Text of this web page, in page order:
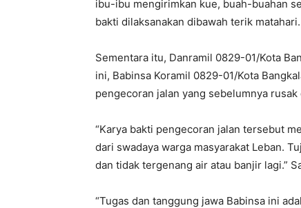
ibu-ibu mengirimkan kue, buah-buahan
bakti dilaksanakan dibawah terik matahari.
Sementara itu, Danramil 0829-01/Kota
ini, Babinsa Koramil 0829-01/Kota
pengecoran jalan yang sebelumnya
“Karya bakti pengecoran jalan tersebut
dari swadaya warga masyarakat Leban.
dan tidak tergenang air atau banjir lagi.”
“Tugas dan tanggung jawa Babinsa ini